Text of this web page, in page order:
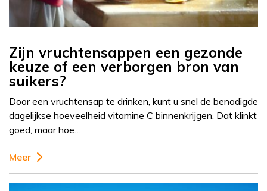
Zijn vruchtensappen een gezonde
keuze of een verborgen bron van
suikers?
Door een vruchtensap te drinken, kunt u snel de benodigde
dagelijkse hoeveelheid vitamine C binnenkrijgen. Dat klinkt
goed, maar hoe…
Meer